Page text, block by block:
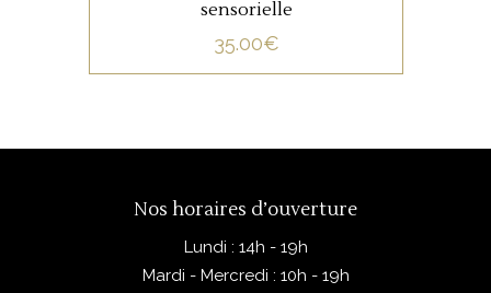
sensorielle
35.00€
Nos horaires d’ouverture
Lundi : 14h - 19h
Mardi - Mercredi : 10h - 19h